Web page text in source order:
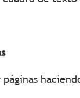
páginas